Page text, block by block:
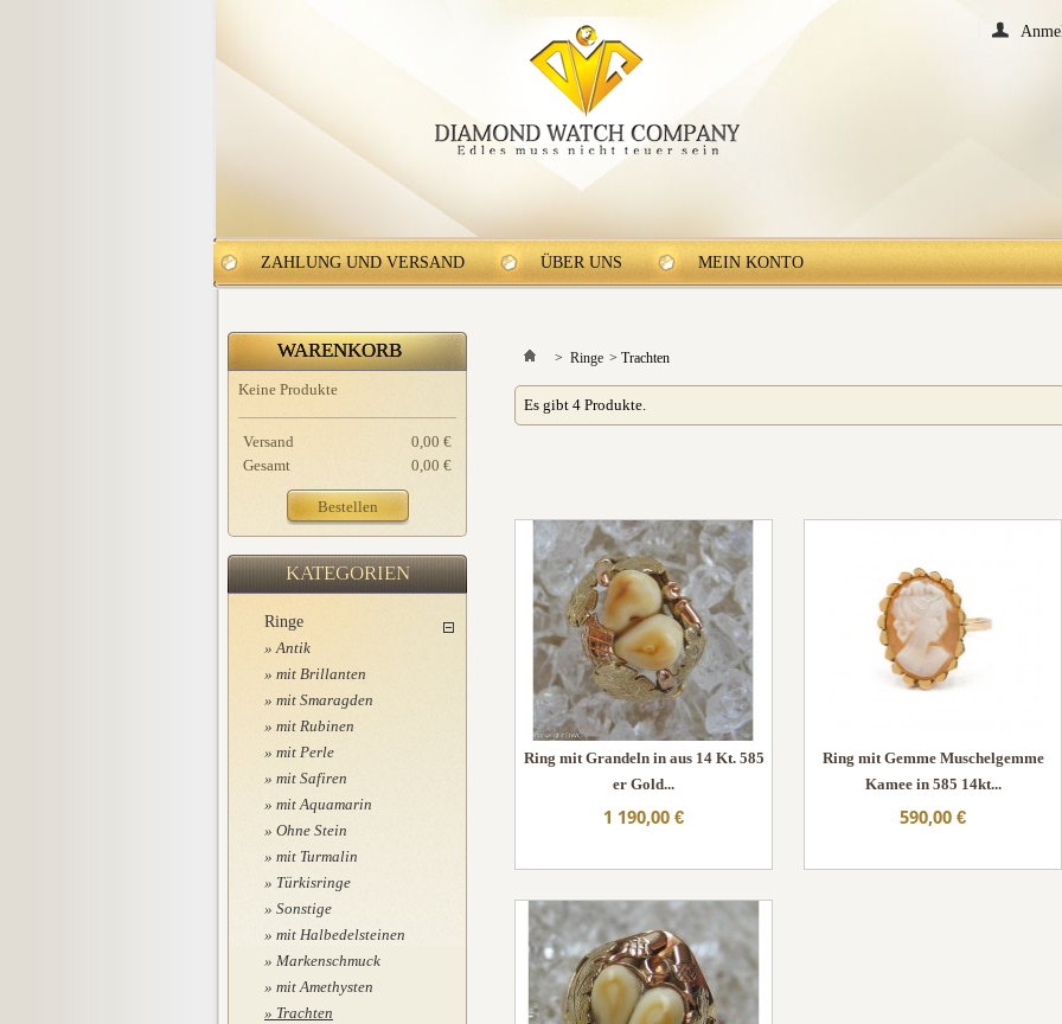
ZAHLUNG UND VERSAND ÜBER UNS MEIN KONTO
WARENKORB
Keine Produkte
0,00 €
Versand
0,00 €
Gesamt
Bestellen
KATEGORIEN
Ringe
Antik
mit Brillanten
mit Smaragden
mit Rubinen
mit Perle
mit Safiren
mit Aquamarin
Ohne Stein
mit Turmalin
Türkisringe
Sonstige
mit Halbedelsteinen
Markenschmuck
mit Amethysten
Trachten
> Ringe > Trachten
Es gibt 4 Produkte.
Ring mit Grandeln in aus 14 Kt. 585
er Gold...
1 190,00 €
Ring mit Gemme Muschelgemme
Kamee in 585 14kt...
590,00 €